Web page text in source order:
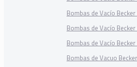
Bombas de Vacío
Bombas de Vacío
Bombas de Vacío
Bombas de Vacuo